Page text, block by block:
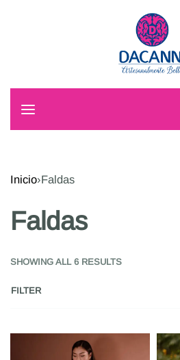
Inicio›Faldas
Faldas
SHOWING ALL 6 RESULTS
FILTER